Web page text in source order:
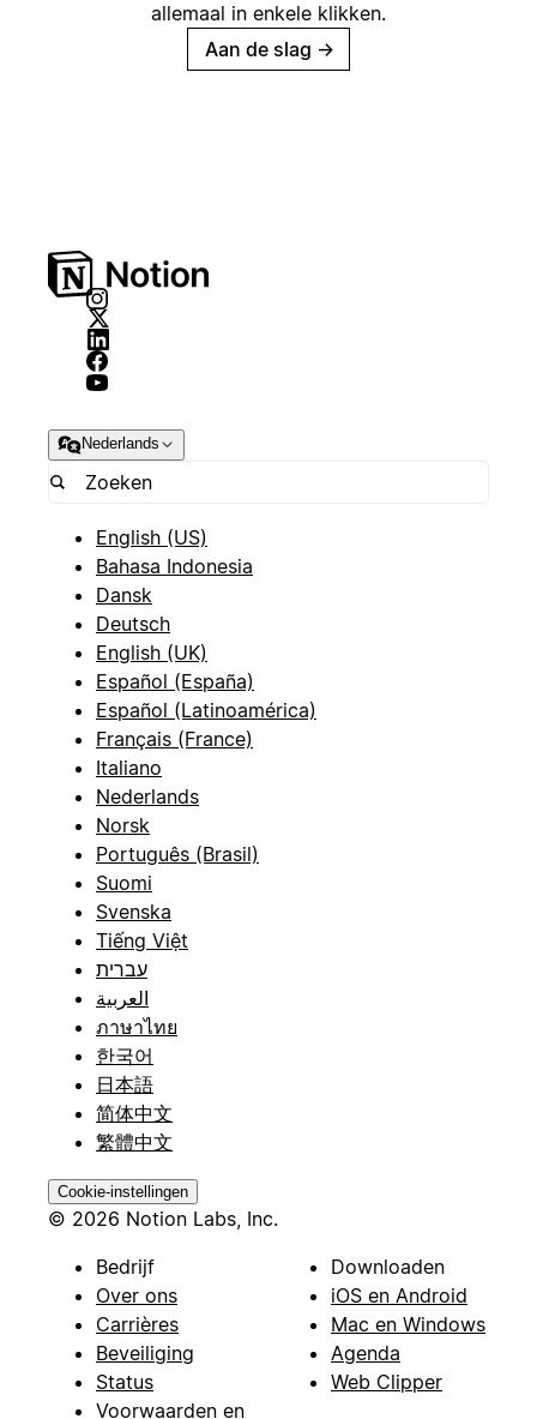
allemaal in enkele klikken.
Aan de slag →
Nederlands
English (US)
Bahasa Indonesia
Dansk
Deutsch
English (UK)
Español (España)
Español (Latinoamérica)
Français (France)
Italiano
Nederlands
Norsk
Português (Brasil)
Suomi
Svenska
Tiếng Việt
עברית
العربية
ภาษาไทย
한국어
日本語
简体中文
繁體中文
Cookie-instellingen
© 2026 Notion Labs, Inc.
Bedrijf
Over ons
Carrières
Beveiliging
Status
Voorwaarden en
Downloaden
iOS en Android
Mac en Windows
Agenda
Web Clipper